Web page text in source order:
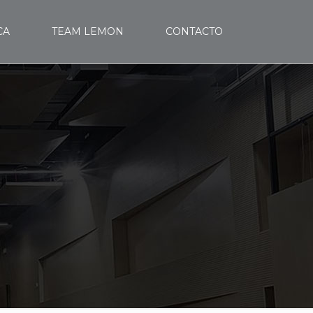
TEAM LEMON CONTACTO